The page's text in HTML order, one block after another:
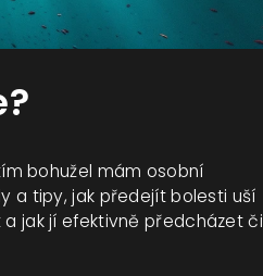
bohužel mám osobní
a tipy, jak předejít bolesti uší
jak jí efektivně předcházet či